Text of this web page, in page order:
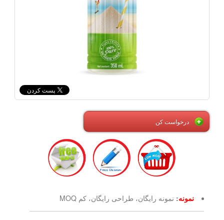
درخواست کن
نمونه: نمونه رایگان، طراحی رایگان، کم MOQ